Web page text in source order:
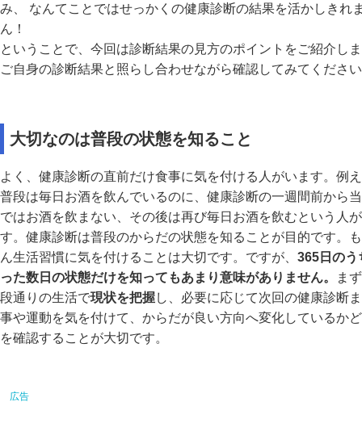
み、 なんてことではせっかくの健康診断の結果を活かしきれ
ん！
ということで、今回は診断結果の見方のポイントをご紹介し
ご自身の診断結果と照らし合わせながら確認してみてくださ
大切なのは普段の状態を知ること
よく、健康診断の直前だけ食事に気を付ける人がいます。例
普段は毎日お酒を飲んでいるのに、健康診断の一週間前から
ではお酒を飲まない、その後は再び毎日お酒を飲むという人
す。健康診断は普段のからだの状態を知ることが目的です。
ん生活習慣に気を付けることは大切です。ですが、 365日のう
った数日の状態だけを知ってもあまり意味がありません。
ま
段通りの生活で現状を把握し、必要に応じて次回の健康診断
事や運動を気を付けて、からだが良い方向へ変化しているか
を確認することが大切です。